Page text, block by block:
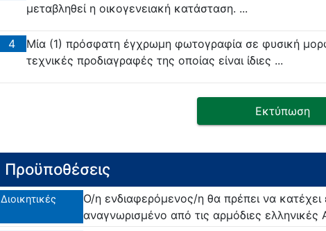
μεταβληθεί η οικογενειακή κατάσταση. ...
4
Μία (1) πρόσφατη έγχρωμη φωτογραφία σε φυσική
τεχνικές προδιαγραφές της οποίας είναι ίδιες ...
Εκτύπωση
Προϋποθέσεις
Διοικητικές
Ο/η ενδιαφερόμενος/η θα πρέπει να κατέχει
αναγνωρισμένο από τις αρμόδιες ελληνικές